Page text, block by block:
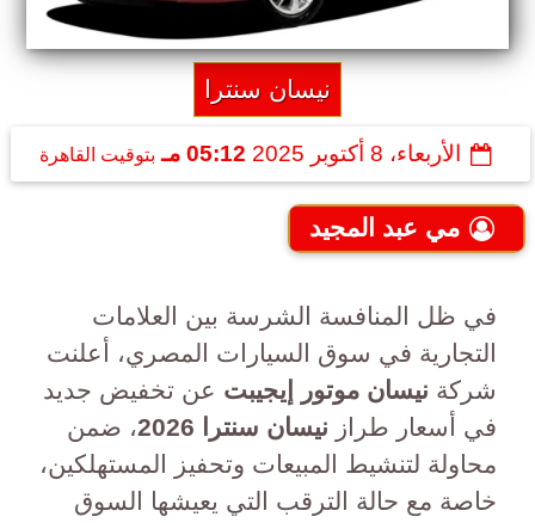
نيسان سنترا
الأربعاء، 8 أكتوبر 2025 05:12 مـ بتوقيت القاهرة
مي عبد المجيد
في ظل المنافسة الشرسة بين العلامات
التجارية في سوق السيارات المصري، أعلنت
شركة نيسان موتور إيجيبت عن تخفيض جديد
في أسعار طراز نيسان سنترا 2026
، ضمن
محاولة لتنشيط المبيعات وتحفيز المستهلكين،
خاصة مع حالة الترقب التي يعيشها السوق